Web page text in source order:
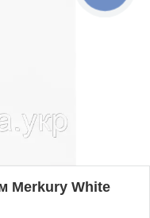
Merkury White